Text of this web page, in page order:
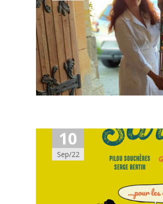
10
Sep/22